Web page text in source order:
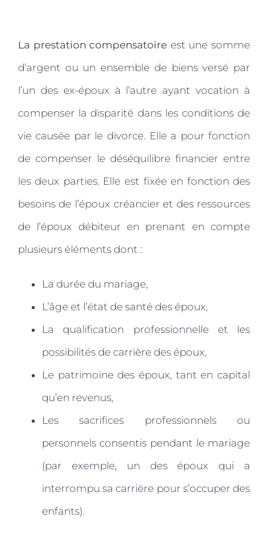
La prestation compensatoire est une somme
d’argent ou un ensemble de biens versé par
l’un des ex-époux à l’autre ayant vocation à
compenser la disparité dans les conditions de
vie causée par le divorce. Elle a pour fonction
de compenser le déséquilibre financier entre
les deux parties. Elle est fixée en fonction des
besoins de l’époux créancier et des ressources
de l’époux débiteur en prenant en compte
plusieurs éléments dont :
La durée du mariage,
L’âge et l’état de santé des époux,
La qualification professionnelle et les
possibilités de carrière des époux,
Le patrimoine des époux, tant en capital
qu’en revenus,
Les sacrifices professionnels ou
personnels consentis pendant le mariage
(par exemple, un des époux qui a
interrompu sa carrière pour s’occuper des
enfants).